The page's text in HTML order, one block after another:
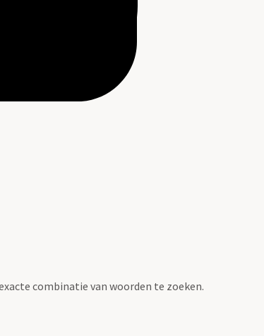
combinatie van woorden te zoeken.